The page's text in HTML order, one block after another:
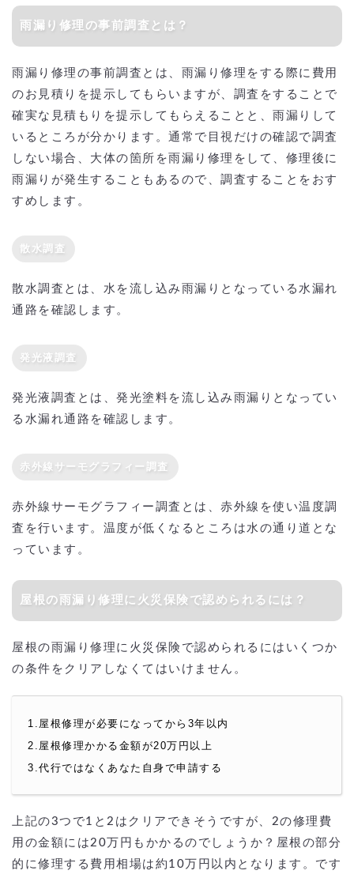
雨漏り修理の事前調査とは？
雨漏り修理の事前調査とは、雨漏り修理をする際に費用
のお見積りを提示してもらいますが、調査をすることで
確実な見積もりを提示してもらえることと、雨漏りして
いるところが分かります。通常で目視だけの確認で調査
しない場合、大体の箇所を雨漏り修理をして、修理後に
雨漏りが発生することもあるので、調査することをおす
すめします。
散水調査
散水調査とは、水を流し込み雨漏りとなっている水漏れ
通路を確認します。
発光液調査
発光液調査とは、発光塗料を流し込み雨漏りとなってい
る水漏れ通路を確認します。
赤外線サーモグラフィー調査
赤外線サーモグラフィー調査とは、赤外線を使い温度調
査を行います。温度が低くなるところは水の通り道とな
っています。
屋根の雨漏り修理に火災保険で認められるには？
屋根の雨漏り修理に火災保険で認められるにはいくつか
の条件をクリアしなくてはいけません。
1.屋根修理が必要になってから3年以内
2.屋根修理かかる金額が20万円以上
3.代行ではなくあなた自身で申請する
上記の3つで1と2はクリアできそうですが、2の修理費
用の金額には20万円もかかるのでしょうか？屋根の部分
的に修理する費用相場は約10万円以内となります。です